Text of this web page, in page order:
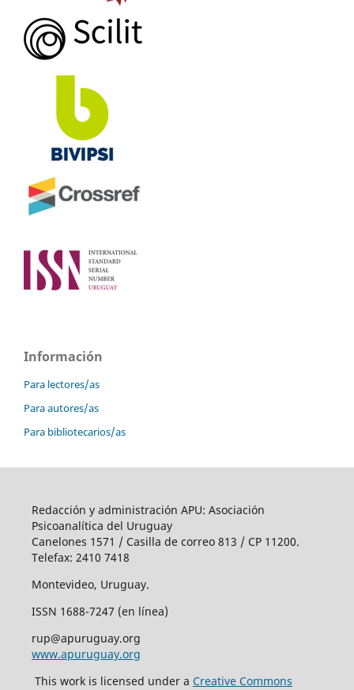
Información
Para lectores/as
Para autores/as
Para bibliotecarios/as
Redacción y administración APU: Asociación
Psicoanalítica del Uruguay
Canelones 1571 / Casilla de correo 813 / CP 11200.
Telefax: 2410 7418
Montevideo, Uruguay.
ISSN 1688-7247 (en línea)
rup@apuruguay.org
www.apuruguay.org
This work is licensed under a Creative Commons